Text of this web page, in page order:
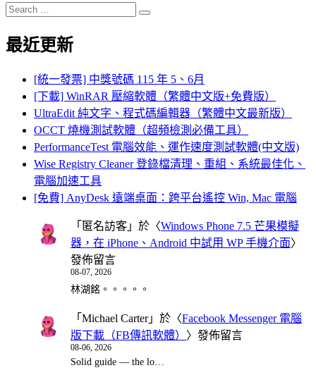
Search
for:
Search
最近更新
[統一發票] 中獎號碼 115 年 5、6月
[下載] WinRAR 壓縮軟體（繁體中文版+免費版）
UltraEdit 純文字、程式碼編輯器（繁體中文最新版）
OCCT 燒機測試軟體（超頻檢測必備工具）
PerformanceTest 電腦效能、運作速度測試軟體(中文版)
Wise Registry Cleaner 登錄檔清理、重組、系統最佳化、
電腦加速工具
[免費] AnyDesk 遠端桌面：跨平台遙控 Win, Mac 電腦
「 匿名訪客 」於〈Windows Phone 7.5 芒果模擬
器，在 iPhone、Android 中試用 WP 手機介面〉
發佈留言
08-07, 2026
林湖銘。。。。。
「 Michael Carter」於〈Facebook Messenger 電腦
版下載（FB傳訊軟體） 〉發佈留言
08-06, 2026
Solid guide — the lo…